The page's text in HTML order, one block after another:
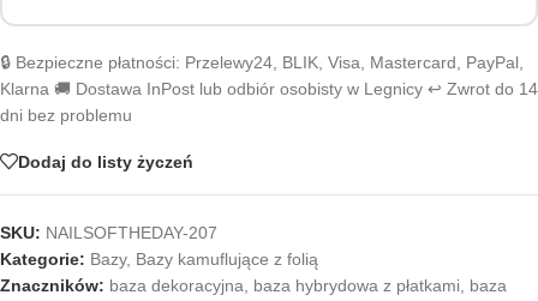
🔒 Bezpieczne płatności: Przelewy24, BLIK, Visa, Mastercard, PayPal,
Klarna 🚚 Dostawa InPost lub odbiór osobisty w Legnicy ↩️ Zwrot do 14
dni bez problemu
Dodaj do listy życzeń
SKU: NAILSOFTHEDAY-207
Kategorie: Bazy, Bazy kamuflujące z folią
Znaczników: baza dekoracyjna, baza hybrydowa z płatkami, baza